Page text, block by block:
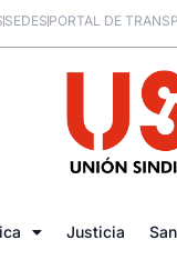
SEDESPORTAL DE
Justicia